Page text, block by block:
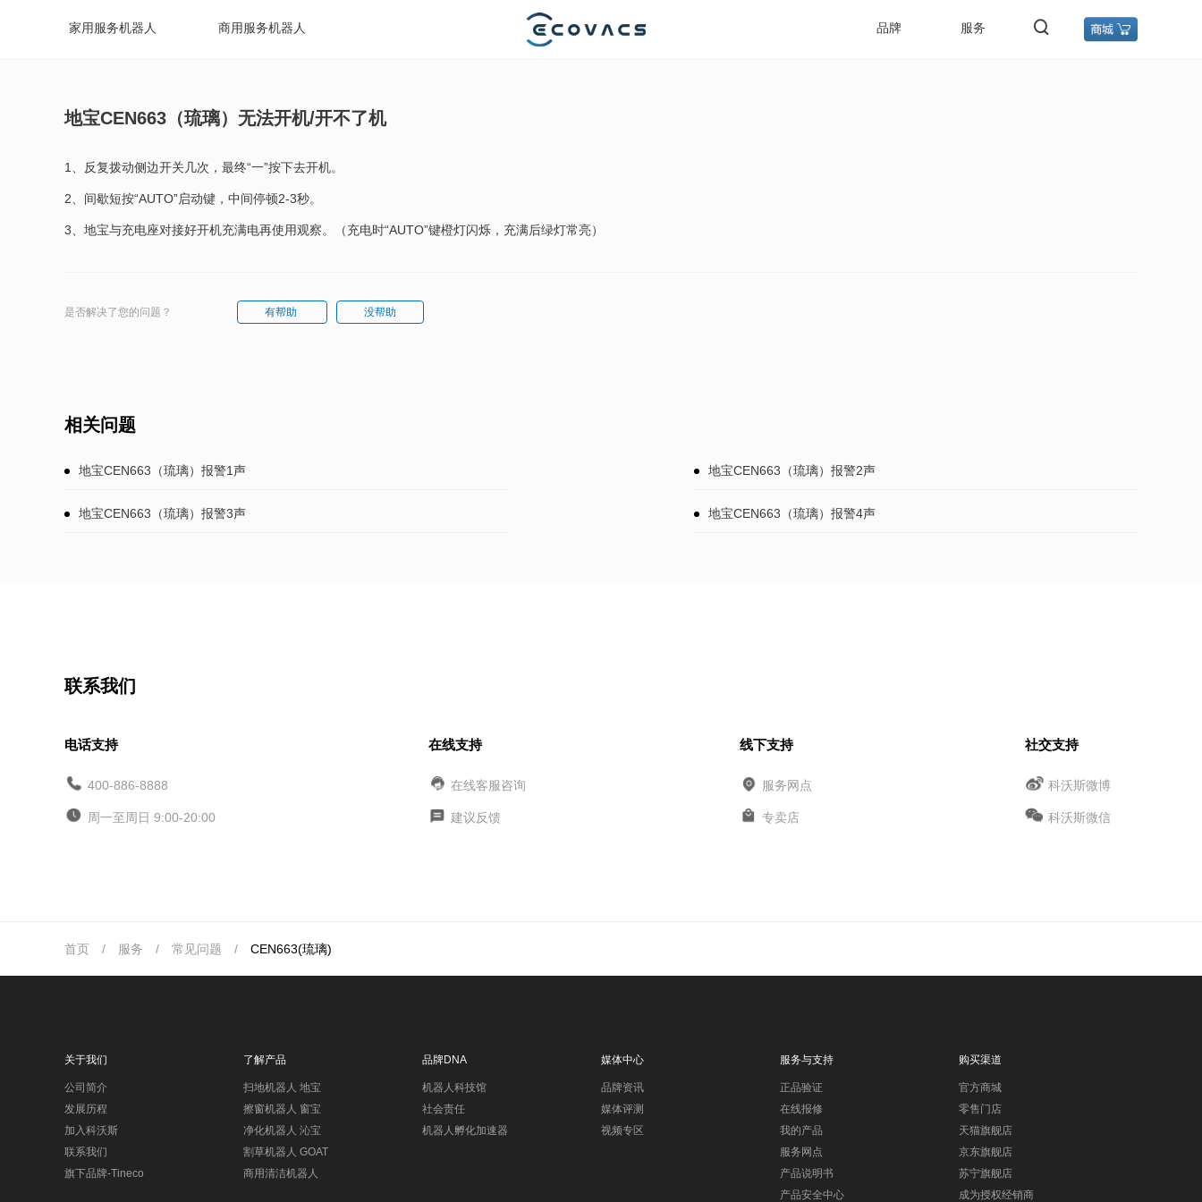
家用服务机器人 商用服务机器人 品牌 服务
地宝CEN663（琉璃）无法开机/开不了机
1、反复拨动侧边开关几次，最终“一”按下去开机。
2、间歇短按“AUTO”启动键，中间停顿2-3秒。
3、地宝与充电座对接好开机充满电再使用观察。（充电时“AUTO”键橙灯闪烁，充满后绿灯常亮）
是否解决了您的问题？ 有帮助 没帮助
相关问题
地宝CEN663（琉璃）报警1声 地宝CEN663（琉璃）报警2声
地宝CEN663（琉璃）报警3声 地宝CEN663（琉璃）报警4声
联系我们
电话支持
400-886-8888
周一至周日 9:00-20:00
在线支持
在线客服咨询
建议反馈
线下支持
服务网点
专卖店
社交支持
科沃斯微博
科沃斯微信
首页 / 服务 / 常见问题 / CEN663(琉璃)
关于我们
公司简介
发展历程
加入科沃斯
联系我们
旗下品牌-Tineco
了解产品
扫地机器人 地宝
擦窗机器人 窗宝
净化机器人 沁宝
割草机器人 GOAT
商用清洁机器人
品牌DNA
机器人科技馆
社会责任
机器人孵化加速器
媒体中心
品牌资讯
媒体评测
视频专区
服务与支持
正品验证
在线报修
我的产品
服务网点
产品说明书
产品安全中心
购买渠道
官方商城
零售门店
天猫旗舰店
京东旗舰店
苏宁旗舰店
成为授权经销商